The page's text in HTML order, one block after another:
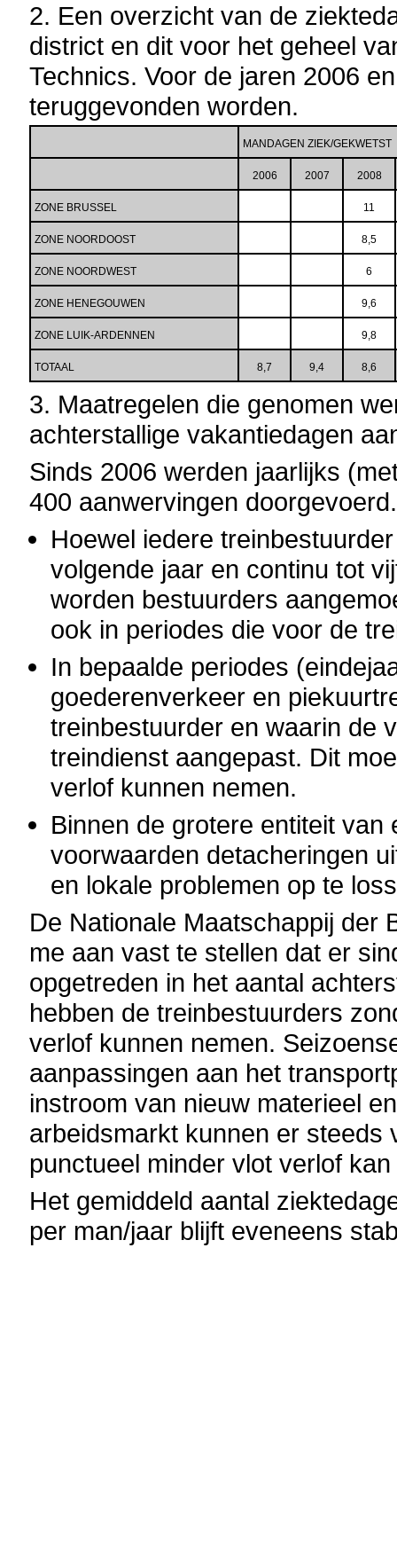
2. Een overzicht van de
district en dit voor het geheel
Technics. Voor de jaren 2006
teruggevonden worden.
MANDAGEN ZIEK/GEKWETST
2006 2007 2008
ZONE BRUSSEL 11
ZONE NOORDOOST 8,5
ZONE NOORDWEST 6
ZONE HENEGOUWEN 9,6
ZONE LUIK-ARDENNEN 9,8
TOTAAL 8,7 9,4 8,6
3. Maatregelen die genomen
achterstallige vakantiedagen
Sinds 2006 werden jaarlijks
400 aanwervingen doorgevoerd.
Hoewel iedere
volgende jaar en continu tot
worden bestuurders
ook in periodes die voor de
In bepaalde periodes
goederenverkeer en
treinbestuurder en waarin de
treindienst aangepast. Dit
verlof kunnen nemen.
Binnen de grotere entiteit
voorwaarden detacheringen
en lokale problemen op te
De Nationale Maatschappij der
me aan vast te stellen dat er
opgetreden in het aantal
hebben de treinbestuurders
verlof kunnen nemen.
aanpassingen aan het
instroom van nieuw materieel
arbeidsmarkt kunnen er steeds
punctueel minder vlot verlof
Het gemiddeld aantal
per man/jaar blijft eveneens